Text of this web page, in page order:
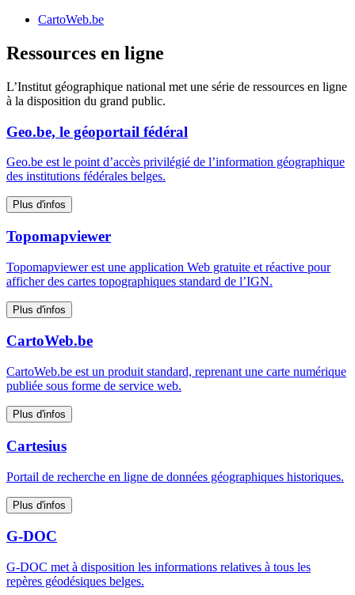
CartoWeb.be
Ressources en ligne
L’Institut géographique national met une série de ressources en ligne
à la disposition du grand public.
Geo.be, le géoportail fédéral
Geo.be est le point d’accès privilégié de l’information géographique
des institutions fédérales belges.
Plus d'infos
Topomapviewer
Topomapviewer est une application Web gratuite et réactive pour
afficher des cartes topographiques standard de l’IGN.
Plus d'infos
CartoWeb.be
CartoWeb.be est un produit standard, reprenant une carte numérique
publiée sous forme de service web.
Plus d'infos
Cartesius
Portail de recherche en ligne de données géographiques historiques.
Plus d'infos
G-DOC
G‑DOC met à disposition les informations relatives à tous les
repères géodésiques belges.